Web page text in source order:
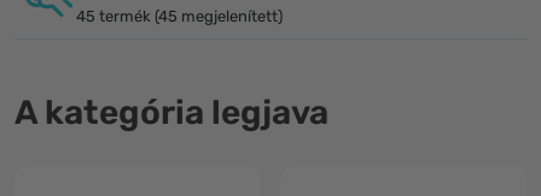
45 termék (45 megjelenített)
A kategória legjava